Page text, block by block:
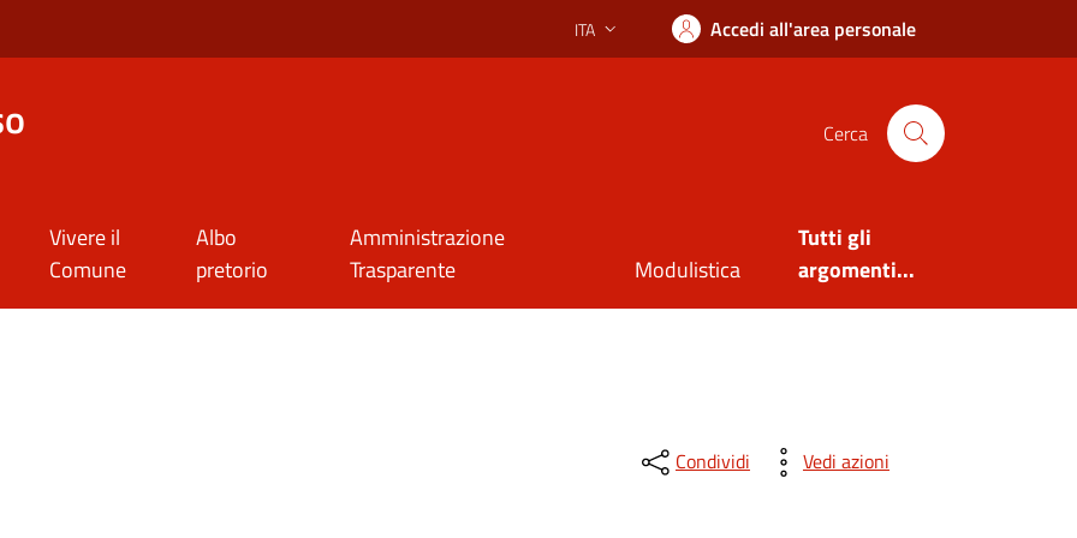
Lingua attiva:
ITA Accedi all'area personale
Cerca
Vivere il
Comune
Albo
pretorio
Amministrazione
Trasparente
Modulistica
Tutti gli
argomenti...
Condividi Vedi azioni